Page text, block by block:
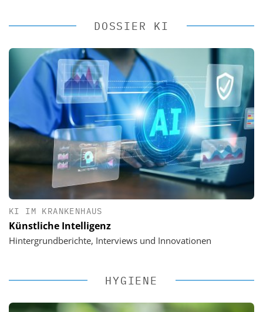
DOSSIER KI
KI IM KRANKENHAUS
Künstliche Intelligenz
Hintergrundberichte, Interviews und Innovationen
HYGIENE